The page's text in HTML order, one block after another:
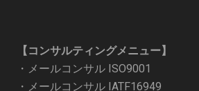
【コンサルティングメニュー】
・ メールコンサル ISO9001
・ メールコンサル IATF16949